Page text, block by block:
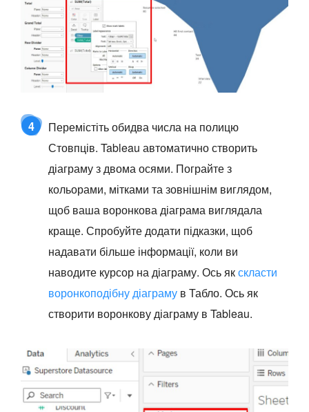
4
Перемістіть обидва числа на полицю
Стовпців. Tableau автоматично створить
діаграму з двома осями. Пограйте з
кольорами, мітками та зовнішнім виглядом,
щоб ваша воронкова діаграма виглядала
краще. Спробуйте додати підказки, щоб
надавати більше інформації, коли ви
наводите курсор на діаграму. Ось якскласти
воронкоподібну діаграму в Табло. Ось як
створити воронкову діаграму в Tableau.